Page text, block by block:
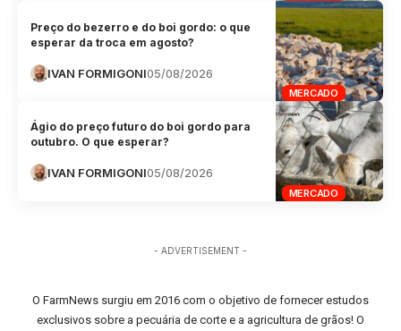
MERCADO
Preço do bezerro e do boi gordo: o que
esperar da troca em agosto?
IVAN FORMIGONI05/08/2026
MERCADO
Ágio do preço futuro do boi gordo para
outubro. O que esperar?
IVAN FORMIGONI05/08/2026
- ADVERTISEMENT -
O FarmNews surgiu em 2016 com o objetivo de fornecer estudos
exclusivos sobre a pecuária de corte e a agricultura de grãos! O